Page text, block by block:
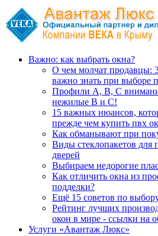
Важно: как выбрать окна?
О чем молчат продавцы:
важно знать при выборе
Профили А, В, С
нежилые В и С!
15 важных нюансов,
прежде чем купить пвх
Как обманывают при
Виды стеклопакетов для
дверей
Выбираем недорогие
Как отличить окна из
подделки?
Ещё 15 советов по
Рейтинг лучших
окон в мире - ссылки на
Услуги «Авантаж Люкс»